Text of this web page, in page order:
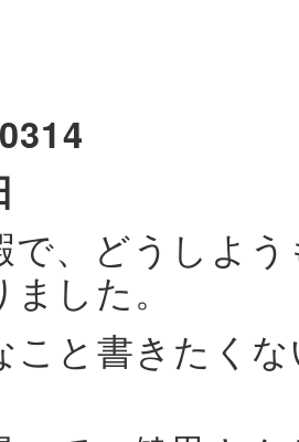
で、どうしよ
した。
こと書きたく